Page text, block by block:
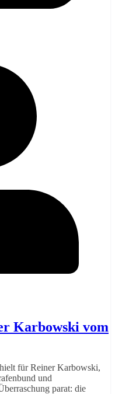
Karbowski vom
für Reiner Karbowski,
und
parat: die